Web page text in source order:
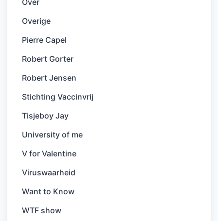
Overige
Pierre Capel
Robert Gorter
Robert Jensen
Stichting Vaccinvrij
Tisjeboy Jay
University of me
V for Valentine
Viruswaarheid
Want to Know
WTF show